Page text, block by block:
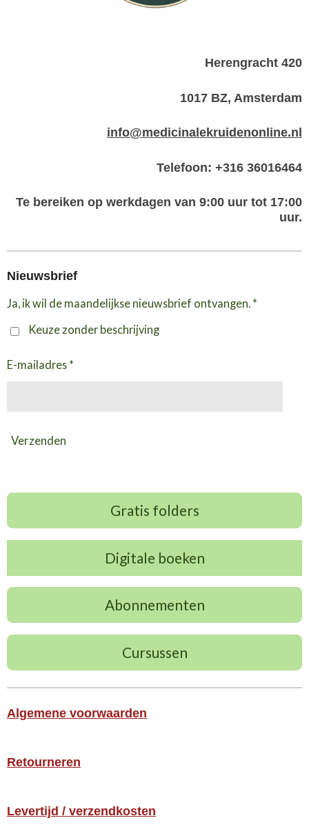
Herengracht 420
1017 BZ, Amsterdam
info@medicinalekruidenonline.nl
Telefoon: +316 36016464
Te bereiken op werkdagen van 9:00 uur tot 17:00
uur.
Nieuwsbrief
Ja, ik wil de maandelijkse nieuwsbrief ontvangen. *
Keuze zonder beschrijving
E-mailadres *
Verzenden
Gratis folders
Digitale boeken
Abonnementen
Cursussen
Algemene voorwaarden
Retourneren
Levertijd / verzendkosten